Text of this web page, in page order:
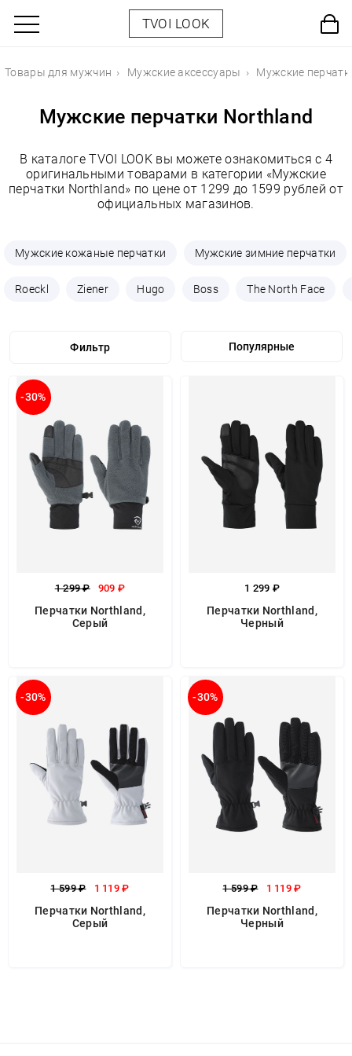
TVOI LOOK
Товары для мужчин Мужские аксессуары Мужские
Мужские перчатки Northland
В каталоге TVOI LOOK вы можете ознакомиться с 4
оригинальными товарами в категории «Мужские
перчатки Northland» по цене от 1299 до 1599 рублей от
официальных магазинов.
Мужские кожаные перчатки Мужские зимние перчатки
Roeckl Ziener Hugo Boss The North Face
Фильтр
-30%
1 299 ₽ 909 ₽
Перчатки Northland,
Серый
1 299 ₽
Перчатки Northland,
Черный
-30%
1 599 ₽ 1 119 ₽
Перчатки Northland,
Серый
-30%
1 599 ₽ 1 119 ₽
Перчатки Northland,
Черный